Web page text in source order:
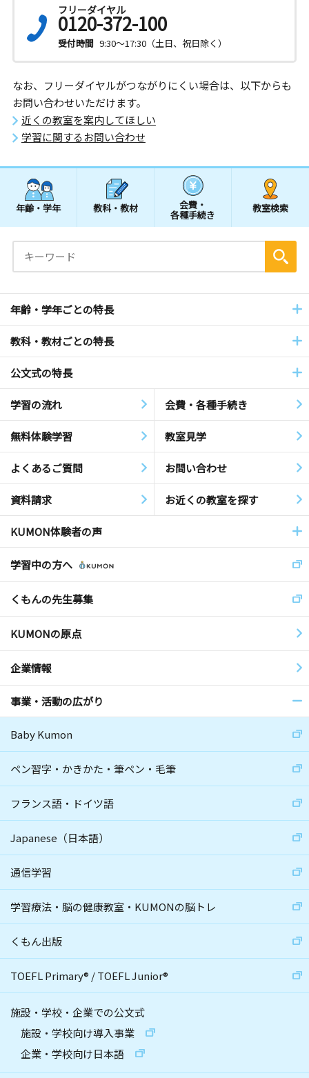
フリーダイヤル
0120-372-100
受付時間 9:30～17:30（土日、祝日除く）
なお、フリーダイヤルがつながりにくい場合は、以下からも
お問い合わせいただけます。
近くの教室を案内してほしい
学習に関するお問い合わせ
年齢・学年 教科・教材 会費・
各種手続き
教室検索
年齢・学年ごとの特長
教科・教材ごとの特長
公文式の特長
学習の流れ 会費・各種手続き
無料体験学習 教室見学
よくあるご質問 お問い合わせ
資料請求 お近くの教室を探す
KUMON体験者の声
学習中の方へ
くもんの先生募集
KUMONの原点
企業情報
事業・活動の広がり
Baby Kumon
ペン習字・かきかた・筆ペン・毛筆
フランス語・ドイツ語
Japanese（日本語）
通信学習
学習療法・脳の健康教室・KUMONの脳トレ
くもん出版
TOEFL Primary® /TOEFL Junior®
施設・学校・企業での公文式
施設・学校向け導入事業
企業・学校向け日本語